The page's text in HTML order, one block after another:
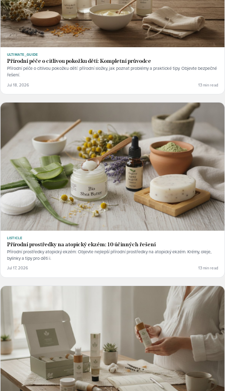
ULTIMATE_GUIDE
Přírodní péče o citlivou pokožku dětí: Kompletní průvodce
Přírodní péče o citlivou pokožku dětí: přírodní složky, jak poznat problémy a praktické tipy. Objevte bezpečné
řešení.
Jul 18, 2026 13 min read
LISTICLE
Přírodní prostředky na atopický ekzém: 10 účinných řešení
Přírodní prostředky atopický ekzém: Objevte nejlepší přírodní prostředky na atopický ekzém. Krémy, oleje,
bylinky a tipy pro děti i.
Jul 17, 2026 13 min read